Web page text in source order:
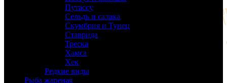
Путассу
Сельдь и салака
Скумбрия и Тунец
Ставрида
Треска
Хамса
Хек
Редкие виды
Рыба жареная